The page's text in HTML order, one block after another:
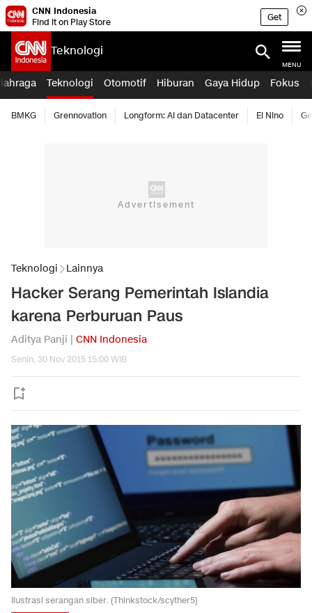
CNN Indonesia
Find it on Play Store
Get
Teknologi
MENU
Teknologi Otomotif Hiburan Gaya Hidup Fokus
BMKG Grennovation Longform: AI dan Datacenter El Nino
Teknologi Lainnya
Hacker Serang Pemerintah Islandia
karena Perburuan Paus
Aditya Panji | CNN Indonesia
Senin, 30 Nov 2015 15:00 WIB
Ilustrasi serangan siber. (Thinkstock/scyther5)